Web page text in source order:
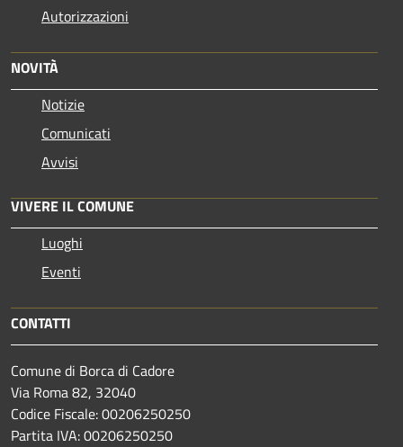
Autorizzazioni
NOVITÀ
Notizie
Comunicati
Avvisi
VIVERE IL COMUNE
Luoghi
Eventi
CONTATTI
Comune di Borca di Cadore
Via Roma 82, 32040
Codice Fiscale: 00206250250
Partita IVA: 00206250250